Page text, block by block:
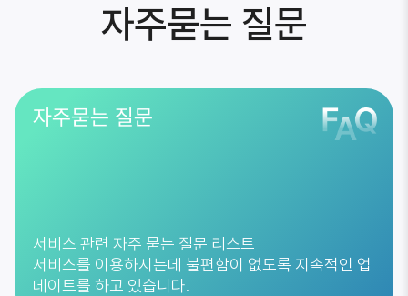
자주묻는 질문
자주묻는 질문
서비스 관련 자주 묻는 질문 리스트
서비스를 이용하시는데 불편함이 없도록 지속적인 업
데이트를 하고 있습니다.